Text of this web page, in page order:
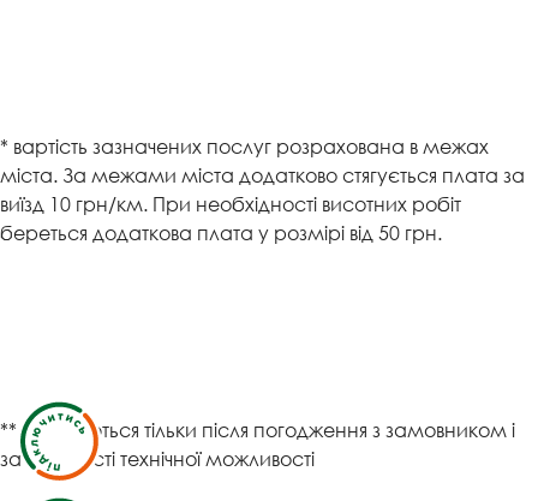
* вартість зазначених послуг розрахована в межах
міста. За межами міста додатково стягується плата за
виїзд 10 грн/км. При необхідності висотних робіт
береться додаткова плата у розмірі від 50 грн.
** виконуються тільки після погодження з замовником і
за наявності технічної можливості